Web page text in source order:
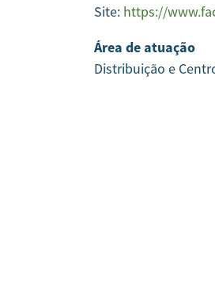
Site: https://
Área de atuação
Distribuição e